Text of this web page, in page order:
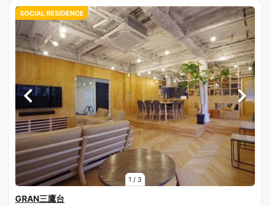
1 / 3
SOCIAL RESIDENCE
GRAN三鷹台